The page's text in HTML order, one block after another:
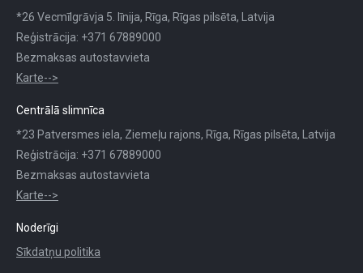
*26 Vecmīlgrāvja 5. līnija, Rīga, Rīgas pilsēta, Latvija
Reģistrācija: +371 67889000
Bezmaksas autostavvieta
Karte-->
Centrālā slimnīca
*23 Patversmes iela, Ziemeļu rajons, Rīga, Rīgas pilsēta, Latvija
Reģistrācija: +371 67889000
Bezmaksas autostavvieta
Karte-->
Noderīgi
Sīkdatņu politika